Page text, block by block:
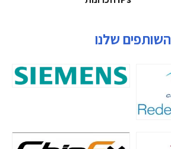
השותפים שלנו